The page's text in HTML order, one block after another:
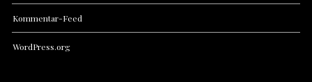
Kommentar-Feed
WordPress.org